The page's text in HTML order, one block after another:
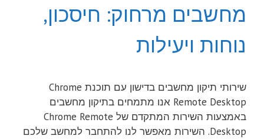
מחשבים מרחוק: חיסכון,
נוחות ויעילות
שירותי תיקון מחשבים בדישון עם תוכנת Chrome
Remote Desktop אנו מתמחים בתיקון מחשבים
באמצעות השירות המתקדם של Chrome Remote
Desktop. השירות מאפשר לנו להתחבר למחשב שלכם